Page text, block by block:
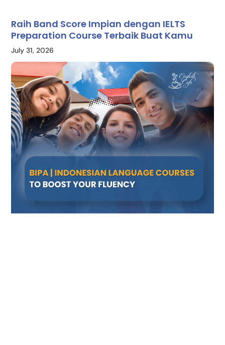
Raih Band Score Impian dengan IELTS
Preparation Course Terbaik Buat Kamu
July 31, 2026